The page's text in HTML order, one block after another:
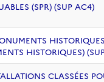
(SPR) (SUP AC4)
HISTORIQUES)
CLASSÉES